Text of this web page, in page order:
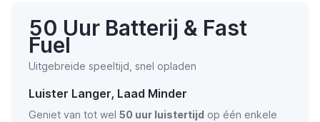
50 Uur Batterij & Fast
Fuel
Uitgebreide speeltijd, snel opladen
Luister Langer, Laad Minder
Geniet van tot wel 50 uur luistertijd op één enkele